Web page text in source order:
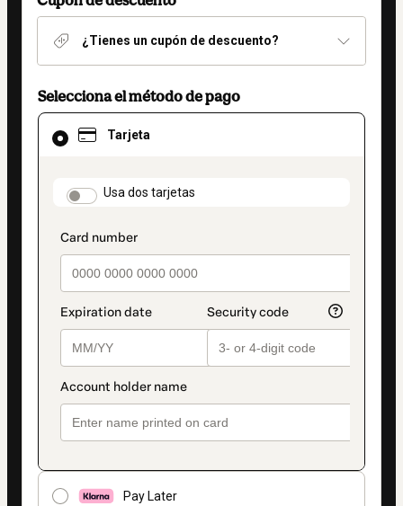
¿Tienes un cupón de descuento?
Selecciona el método de pago
Tarjeta
payment_data.section_title_v2
Usa dos tarjetas
Pay Later
El
método
seleccionado